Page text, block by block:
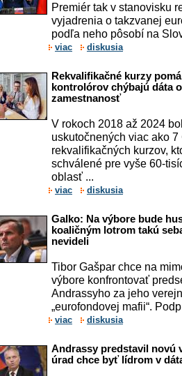
Premiér tak v stanovisku
vyjadrenia o takzvanej
podľa neho pôsobí na
viac diskusia
Rekvalifikačné kurzy
kontrolórov chýbajú dáta
zamestnanosť
V rokoch 2018 až 2024
uskutočnených viac ako
rekvalifikačných kurzov,
schválené pre vyše 60-
oblasť ...
viac diskusia
Galko: Na výbore bude
koaličným lotrom takú
nevideli
Tibor Gašpar chce na
výbore konfrontovať
Andrassyho za jeho
„eurofondovej mafii“.
viac diskusia
Andrassy predstavil novú
úrad chce byť lídrom v